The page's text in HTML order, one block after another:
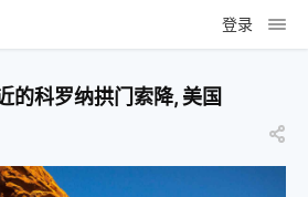
登录
的科罗纳拱门索降, 美国